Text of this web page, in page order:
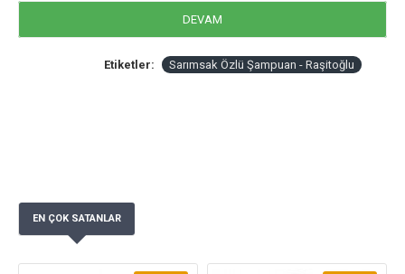
DEVAM
Etiketler: Sarımsak Özlü Şampuan - Raşitoğlu
EN ÇOK SATANLAR